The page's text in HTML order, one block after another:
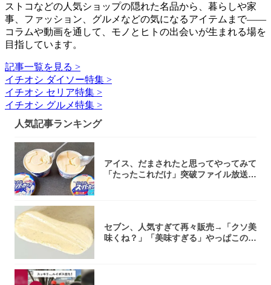
ストコなどの人気ショップの隠れた名品から、暮らしや家
事、ファッション、グルメなどの気になるアイテムまで――
コラムや動画を通して、モノとヒトの出会いが生まれる場を
目指しています。
記事一覧を見る >
イチオシ ダイソー特集 >
イチオシ セリア特集 >
イチオシ グルメ特集 >
人気記事ランキング
アイス、だまされたと思ってやってみて
「たったこれだけ」突破ファイル放送で
セブン、人気すぎて再々販売→「クソ美
味くね？」「美味すぎる」やっぱこのク